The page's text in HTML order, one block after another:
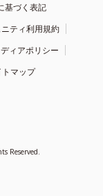
基づく表記
ティ利用規約
ィアポリシー
マップ
Reserved.